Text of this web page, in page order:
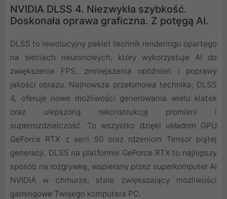
NVIDIA DLSS 4. Niezwykła szybkość.
Doskonała oprawa graficzna. Z potęgą AI.
DLSS to rewolucyjny pakiet technik renderingu opartego
na sieciach neuronowych, który wykorzystuje AI do
zwiększenia FPS, zmniejszenia opóźnień i poprawy
jakości obrazu. ‌Najnowsza przełomowa technika, DLSS
4, oferuje nowe możliwości generowania wielu klatek
oraz ulepszoną rekonstrukcję promieni i
superrozdzielczość. To wszystko dzięki układom GPU
GeForce RTX z serii 50 oraz rdzeniom Tensor piątej
generacji. DLSS na platformie GeForce RTX to najlepszy
sposób na rozgrywkę, wspierany przez superkomputer AI
NVIDIA w chmurze, stale zwiększający możliwości
gamingowe Twojego komputera PC.